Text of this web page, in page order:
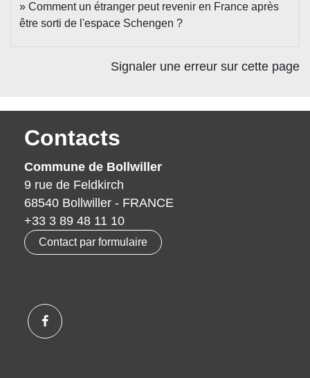
Comment un étranger peut revenir en France après
être sorti de l'espace Schengen ?
Signaler une erreur sur cette page
Contacts
Commune de Bollwiller
9 rue de Feldkirch
68540 Bollwiller - FRANCE
+33 3 89 48 11 10
Contact par formulaire